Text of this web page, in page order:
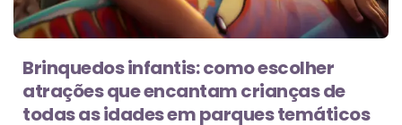
Brinquedos infantis: como escolher
atrações que encantam crianças de
todas as idades em parques temáticos